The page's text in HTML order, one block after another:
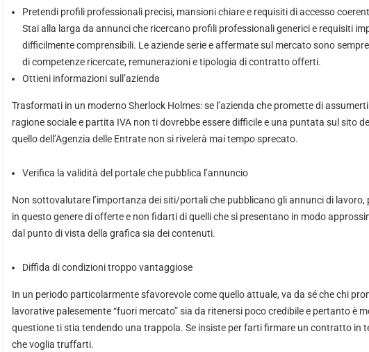
Pretendi profili professionali precisi, mansioni chiare e requisiti di accesso
Stai alla larga da annunci che ricercano profili professionali generici e requisiti
difficilmente comprensibili. Le aziende serie e affermate sul mercato sono
di competenze ricercate, remunerazioni e tipologia di contratto offerti.
Ottieni informazioni sull’azienda
Trasformati in un moderno Sherlock Holmes: se l’azienda che promette di
ragione sociale e partita IVA non ti dovrebbe essere difficile e una puntata sul sito
quello dell’Agenzia delle Entrate non si rivelerà mai tempo sprecato.
Verifica la validità del portale che pubblica l’annuncio
Non sottovalutare l’importanza dei siti/portali che pubblicano gli annunci di lavoro,
in questo genere di offerte e non fidarti di quelli che si presentano in modo
dal punto di vista della grafica sia dei contenuti.
Diffida di condizioni troppo vantaggiose
In un periodo particolarmente sfavorevole come quello attuale, va da sé che chi
lavorative palesemente “fuori mercato” sia da ritenersi poco credibile e pertanto è
questione ti stia tendendo una trappola. Se insiste per farti firmare un contratto in
che voglia truffarti.